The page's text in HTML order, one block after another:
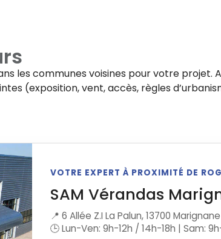
les communes voisines pour votre projet.
(exposition, vent, accès, règles
VOTRE EXPERT À PROXIMITÉ DE
SAM Vérandas
📍 6 Allée Z.I La Palun, 13700 Marignane
🕒 Lun-Ven: 9h-12h / 14h-18h | Sam: